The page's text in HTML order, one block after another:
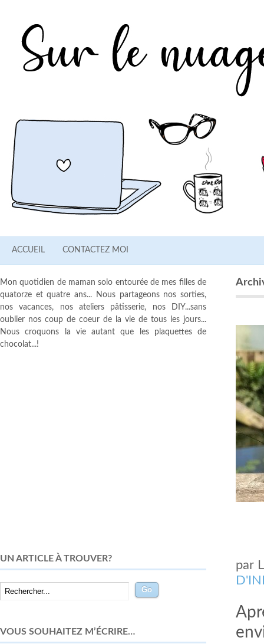
ACCUEIL CONTACTEZ MOI
par
Mon quotidien de maman solo entourée de mes filles de
quatorze et quatre ans... Nous partageons nos sorties,
nos vacances, nos ateliers pâtisserie, nos DIY...sans
oublier nos coup de coeur de la vie de tous les jours...
Nous croquons la vie autant que les plaquettes de
chocolat...!
UN ARTICLE À TROUVER?
VOUS SOUHAITEZ M’ÉCRIRE…